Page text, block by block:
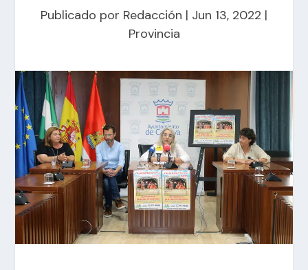
Publicado por Redacción | Jun 13, 2022 |
Provincia